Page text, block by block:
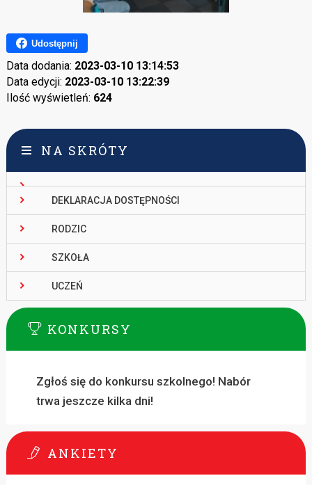
Udostępnij
Data dodania: 2023-03-10 13:14:53
Data edycji: 2023-03-10 13:22:39
Ilość wyświetleń: 624
NA SKRÓTY
DEKLARACJA DOSTĘPNOŚCI
RODZIC
SZKOŁA
UCZEŃ
KONKURSY
Zgłoś się do konkursu szkolnego! Nabór
trwa jeszcze kilka dni!
ANKIETY